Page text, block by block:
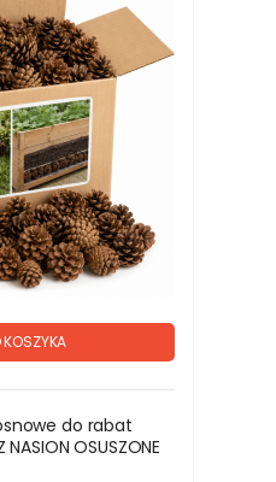
KOSZYKA
do rabat
OSUSZONE